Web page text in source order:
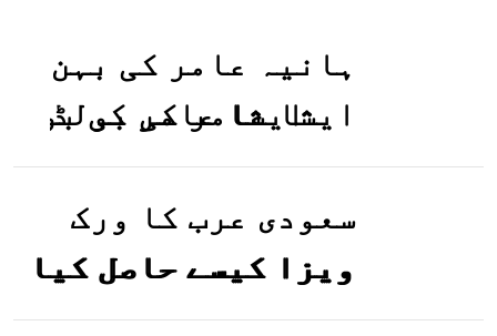
ہانیہ عامر کی بہن
ایشا عامر کی بولڈ
تصاویر وائرل ہو
گئیں
سعودی عرب کا ورک
ویزا کیسے حاصل کیا
جاسکتا ہے؟جانیے